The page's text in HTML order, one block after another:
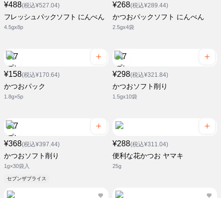
¥488(税込¥527.04)
フレッシュパックソフト にんべん
4.5gx8p
¥268(税込¥289.44)
かつおパックソフト にんべん
2.5gx4袋
¥158(税込¥170.64)
かつおパック
1.8g×5p
¥298(税込¥321.84)
かつおソフト削り
1.5gx10袋
¥368(税込¥397.44)
かつおソフト削り
1g×30袋入
セブンザプライス
¥288(税込¥311.04)
便利な花かつお ヤマキ
25g